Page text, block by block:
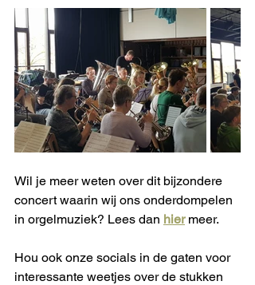
Wil je meer weten over dit bijzondere
concert waarin wij ons onderdompelen
in orgelmuziek? Lees dan hier meer.
Hou ook onze socials in de gaten voor
interessante weetjes over de stukken